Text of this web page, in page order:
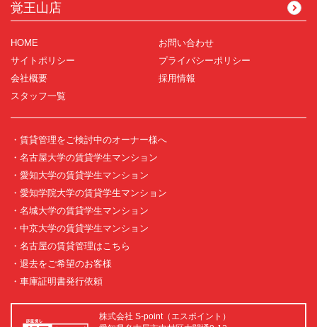
覚王山店
HOME
お問い合わせ
サイトポリシー
プライバシーポリシー
会社概要
採用情報
スタッフ一覧
・賃貸管理をご検討中のオーナー様へ
・名古屋大学の賃貸学生マンション
・愛知大学の賃貸学生マンション
・愛知学院大学の賃貸学生マンション
・名城大学の賃貸学生マンション
・中京大学の賃貸学生マンション
・名古屋の賃貸管理はこちら
・退去をご希望のお客様
・車庫証明書発行依頼
株式会社 S-point（エスポイント）